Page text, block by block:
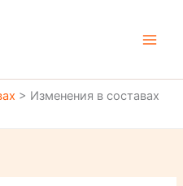
> Изменения в составах